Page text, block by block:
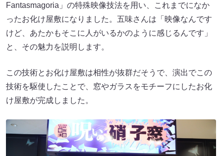
Fantasmagoria」の特殊映像技法を用い、これまでになか
ったお化け屋敷になりました。五味さんは「映像なんです
けど、あたかもそこに人がいるかのように感じるんです」
と、その魅力を説明します。
この技術とお化け屋敷は相性が抜群だそうで、演出でこの
技術を駆使したことで、窓やガラスをモチーフにしたお化
け屋敷が完成しました。